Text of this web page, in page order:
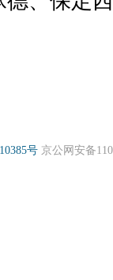
号 京公网安备